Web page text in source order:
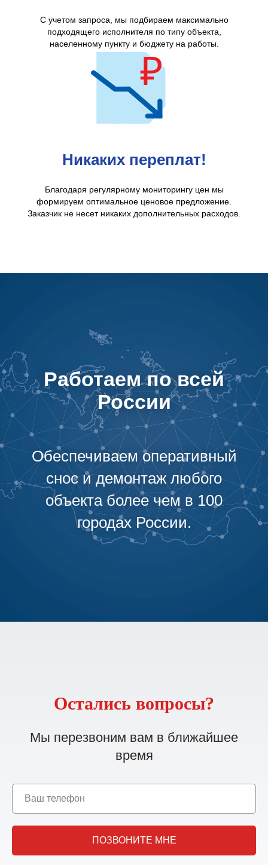
С учетом запроса, мы подбираем максимально
подходящего исполнителя по типу объекта,
населенному пункту и бюджету на работы.
Никаких переплат!
Благодаря регулярному мониторингу цен мы
формируем оптимальное ценовое предложение.
Заказчик не несет никаких дополнительных расходов.
Работаем по всей
России
Обеспечиваем оперативный
снос и демонтаж любого
объекта более чем в 100
городах России.
Остались вопросы?
Мы перезвоним вам в ближайшее
время
ПОЗВОНИТЕ МНЕ